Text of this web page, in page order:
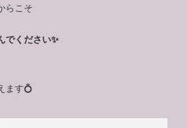
らこそ
でください✨
えます💍